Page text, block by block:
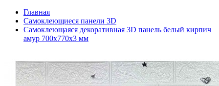
Главная
Самоклеющиеся панели 3D
Самоклеющаяся декоративная 3D панель белый кирпич
амур 700x770x3 мм